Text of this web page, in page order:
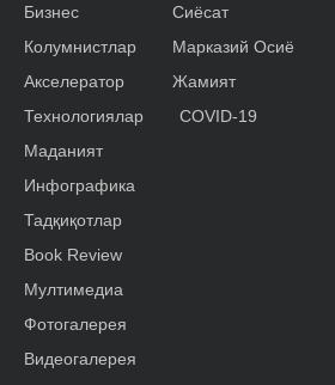
Бизнес
Колумнистлар
Акселератор
Сиёсат
Марказий Осиё
Жамият
Технологиялар
Маданият
Инфографика
Тадқиқотлар
Book Review
Мултимедиа
Фотогалерея
Видеогалерея
COVID-19